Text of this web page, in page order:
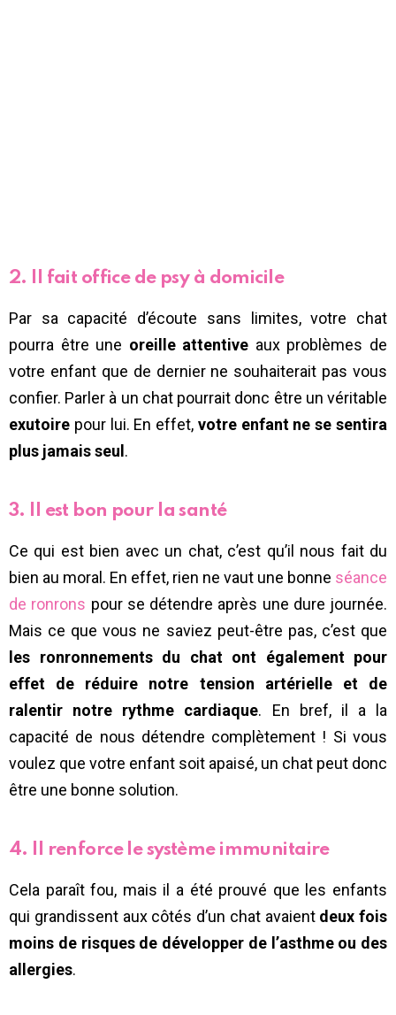
2. Il fait office de psy à domicile
Par sa capacité d’écoute sans limites, votre chat
pourra être une oreille attentive aux problèmes de
votre enfant que de dernier ne souhaiterait pas vous
confier. Parler à un chat pourrait donc être un véritable
exutoire pour lui. En effet, votre enfant ne se sentira
plus jamais seul.
3. Il est bon pour la santé
Ce qui est bien avec un chat, c’est qu’il nous fait du
bien au moral. En effet, rien ne vaut une bonne séance
de ronrons pour se détendre après une dure journée.
Mais ce que vous ne saviez peut-être pas, c’est que
les ronronnements du chat ont également pour
effet de réduire notre tension artérielle et de
ralentir notre rythme cardiaque. En bref, il a la
capacité de nous détendre complètement ! Si vous
voulez que votre enfant soit apaisé, un chat peut donc
être une bonne solution.
4. Il renforce le système immunitaire
Cela paraît fou, mais il a été prouvé que les enfants
qui grandissent aux côtés d’un chat avaient deux fois
moins de risques de développer de l’asthme ou des
allergies.